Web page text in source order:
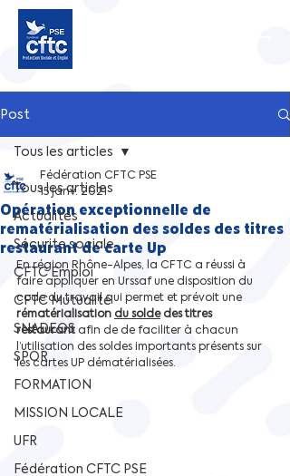
Post
Tous les articles
Actualités
Sécurite sociale
CFTC Emploi
CFTC Mutualité
SNADEOS
SPOR
FORMATION
MISSION LOCALE
UFR
Fédération CFTC PSE
Tous les articles
Opération exceptionnelle de
rematérialisation des soldes des titres
restaurant de carte Up
Fédération CFTC PSE
15 janv. 2021
En région Rhône-Alpes, la CFTC a réussi à
faire appliquer en Urssaf une disposition du
code du travail qui permet et prévoit une
rématérialisation du solde des titres
restaurant afin de de faciliter à chacun
l’utilisation des soldes importants présents sur
les cartes UP dématérialisées.